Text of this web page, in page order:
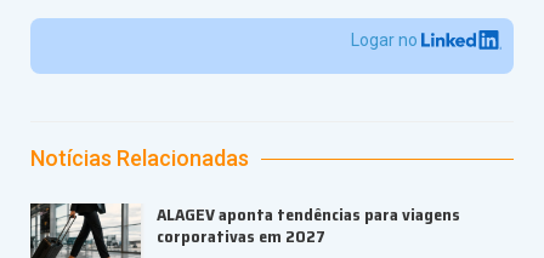
Logar no
Notícias Relacionadas
ALAGEV aponta tendências para viagens
corporativas em 2027